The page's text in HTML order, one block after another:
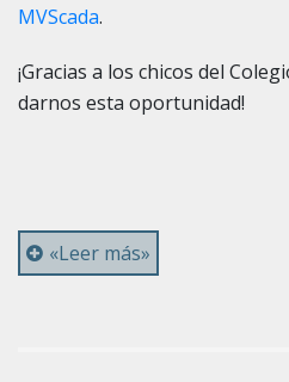
MVScada.
¡Gracias a los chicos del
darnos esta oportunidad!
«Leer más»